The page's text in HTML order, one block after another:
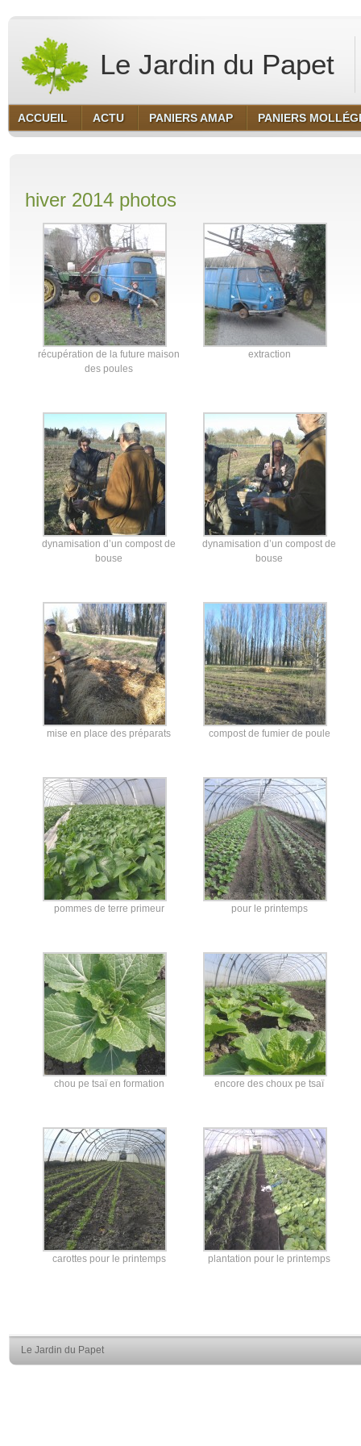
Le Jardin du Papet
ACCUEIL ACTU PANIERS AMAP PANIERS
hiver 2014 photos
récupération de la future maison
des poules
extraction
dynamisation d’un compost de
bouse
dynamisation d’un compost de
bouse
mise en place des préparats compost de fumier de poule
pommes de terre primeur pour le printemps
chou pe tsaï en formation encore des choux pe tsaï
carottes pour le printemps plantation pour le printemps
Le Jardin du Papet